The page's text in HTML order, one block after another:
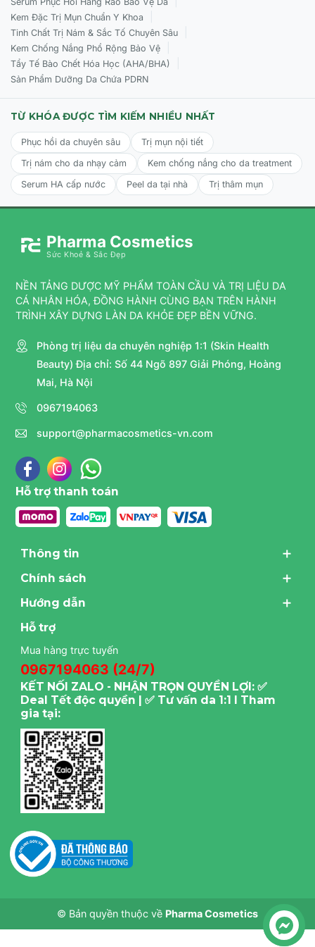
Mẹo chuyên gia:Thoa thêm
sau khi lớp Mandelic đã khô để tăng hiệu quả làm sáng và
bảo vệ da.
Phản ứng bình thường:Hiện tượng bong tróc nhẹ là bình
Kem Đặc Trị Mụn Chuẩn Y Khoa
Tinh Chất Trị Nám & Sắc Tố Chuyên Sâu
Kem Chống Nắng Phổ Rộng Bảo Vệ
Tẩy Tế Bào Chết Hóa Học (AHA/BHA)
Sản Phẩm Dưỡng Da Chứa PDRN
TỪ KHÓA ĐƯỢC TÌM KIẾM NHIỀU NHẤT
Phục hồi da chuyên sâu
Trị mụn nội tiết
Trị nám cho da nhạy cảm
Kem chống nắng cho da treatment
Serum HA cấp nước
Peel da tại nhà Trị thâm mụn
Pharma Cosmetics
Sức Khoẻ & Sắc Đẹp
NỀN TẢNG DƯỢC MỸ PHẨM TOÀN CẦU VÀ TRỊ LIỆU DA
CÁ NHÂN HÓA, ĐỒNG HÀNH CÙNG BẠN TRÊN HÀNH
TRÌNH XÂY DỰNG LÀN DA KHỎE ĐẸP BỀN VỮNG.
Phòng trị liệu da chuyên nghiệp 1:1 (Skin Health
Beauty) Địa chỉ: Số 44 Ngõ 897 Giải Phóng, Hoàng
Mai, Hà Nội
0967194063
support@pharmacosmetics-vn.com
Hỗ trợ thanh toán
Thông tin
Chính sách
Hướng dẫn
Hỗ trợ
Mua hàng trực tuyến
0967194063 (24/7)
KẾT NỐI ZALO - NHẬN TRỌN QUYỀN LỢI: ✅
Deal Tết độc quyền | ✅ Tư vấn da 1:1 I Tham
gia tại:
© Bản quyền thuộc về Pharma Cosmetics